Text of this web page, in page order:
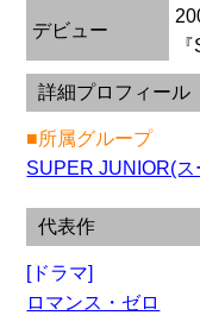
デビュー
詳細プロフィール
■所属グループ
SUPER JUNIOR(
代表作
[ドラマ]
ロマンス・ゼロ